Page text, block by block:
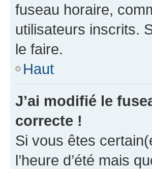
fuseau horaire,
utilisateurs inscrits.
le faire.
Haut
J’ai modifié le
correcte !
Si vous êtes
l’heure d’été mais